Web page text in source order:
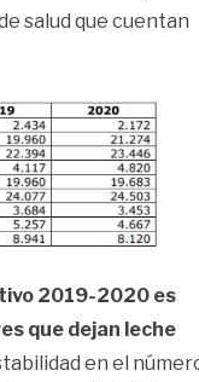
salud que cuentan
2019-2020 es
que dejan leche
en el